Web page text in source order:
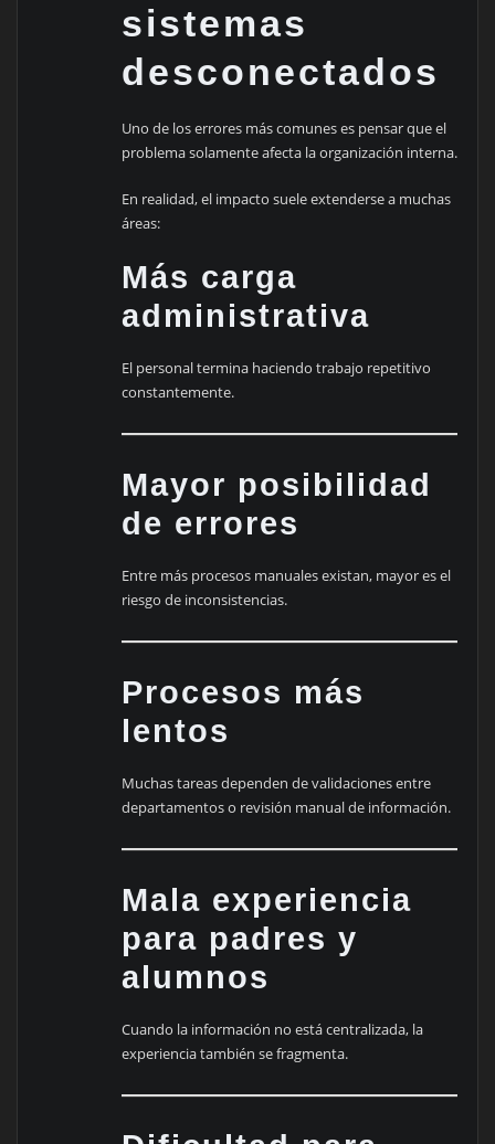
sistemas
desconectados
Uno de los errores más comunes es pensar que el
problema solamente afecta la organización interna.
En realidad, el impacto suele extenderse a muchas
áreas:
Más carga
administrativa
El personal termina haciendo trabajo repetitivo
constantemente.
Mayor posibilidad
de errores
Entre más procesos manuales existan, mayor es el
riesgo de inconsistencias.
Procesos más
lentos
Muchas tareas dependen de validaciones entre
departamentos o revisión manual de información.
Mala experiencia
para padres y
alumnos
Cuando la información no está centralizada, la
experiencia también se fragmenta.